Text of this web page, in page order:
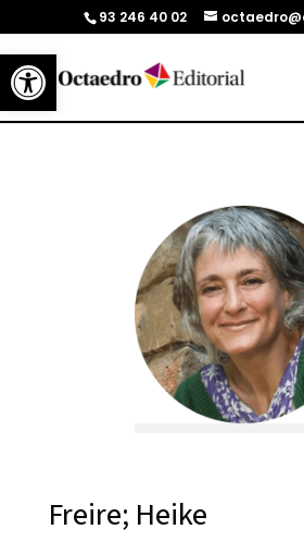
Abrir barra de herramientas
93 246 40 02
Freire; Heike